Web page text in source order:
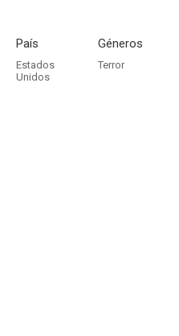
País
Estados
Unidos
Géneros
Terror